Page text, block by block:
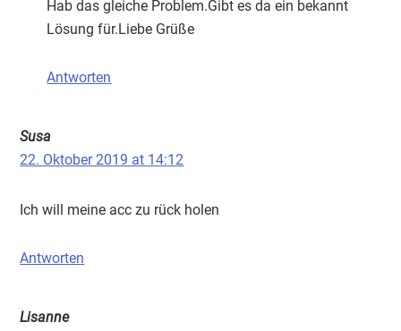
Hab das gleiche Problem.Gibt es da ein bekannt
Lösung für.Liebe Grüße
Antworten
Susa
22. Oktober 2019 at 14:12
Ich will meine acc zu rück holen
Antworten
Lisanne